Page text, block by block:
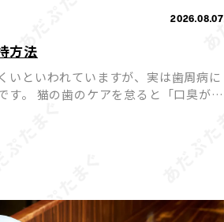
2026.08.07
方法
いといわれていますが、実は歯周病に
す。 猫の歯のケアを怠ると「口臭が強